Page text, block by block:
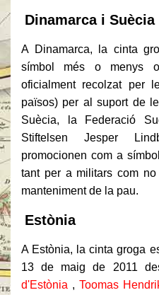
Dinamarca i Suècia
A Dinamarca, la cinta
símbol més o menys
oficialment recolzat per
països) per al suport de
Suècia, la Federació
Stiftelsen Jesper
promocionen com a
tant per a militars com
manteniment de la pau.
Estònia
A Estònia, la cinta groga
13 de maig de 2011
d'Estònia , Toomas